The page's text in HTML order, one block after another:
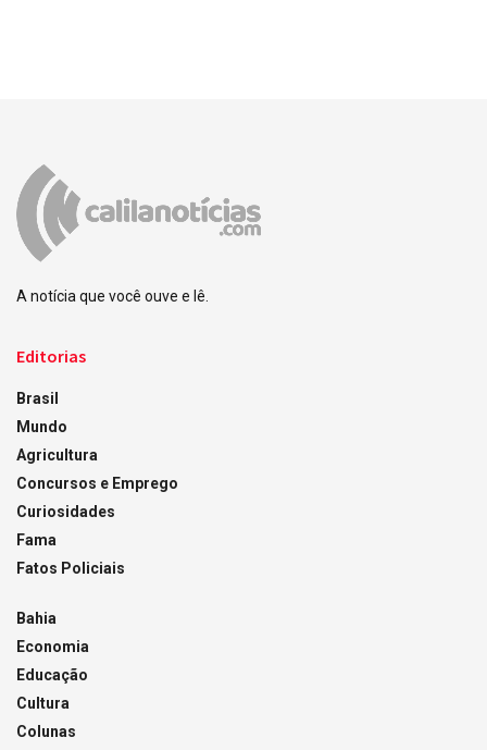
A notícia que você ouve e lê.
Editorias
Brasil
Mundo
Agricultura
Concursos e Emprego
Curiosidades
Fama
Fatos Policiais
Bahia
Economia
Educação
Cultura
Colunas